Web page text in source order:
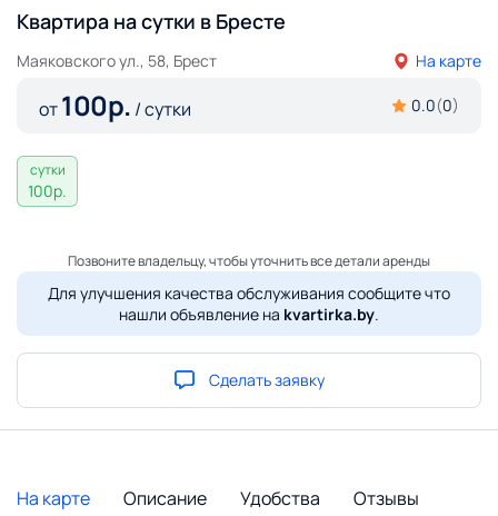
Квартира на сутки в Бресте
Маяковского ул., 58, Брест На карте
от100р. / сутки 0.0(0)
сутки
100р.
Позвоните владельцу, чтобы уточнить все детали аренды
Для улучшения качества обслуживания сообщите что
нашли объявление на kvartirka.by.
Сделать заявку
На карте Описание Удобства Отзывы